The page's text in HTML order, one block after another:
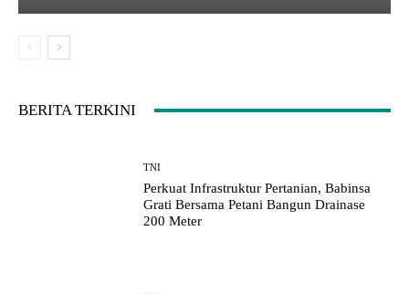
BERITA TERKINI
TNI
Perkuat Infrastruktur Pertanian, Babinsa
Grati Bersama Petani Bangun Drainase
200 Meter